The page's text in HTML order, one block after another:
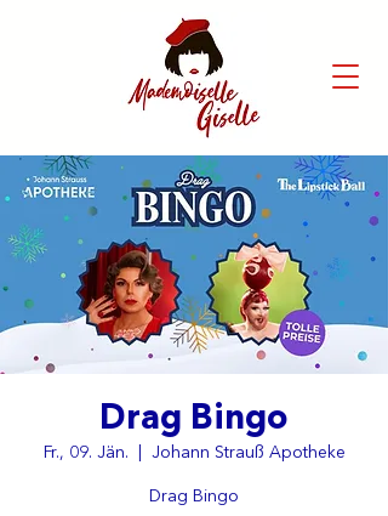
Drag Bingo
Fr., 09. Jän. Johann Strauß Apotheke
Drag Bingo